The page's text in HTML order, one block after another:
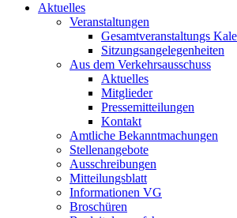
Aktuelles
Veranstaltungen
Gesamtveranstaltungs
Sitzungsangelegenheiten
Aus dem Verkehrsausschuss
Aktuelles
Mitglieder
Pressemitteilungen
Kontakt
Amtliche Bekanntmachungen
Stellenangebote
Ausschreibungen
Mitteilungsblatt
Informationen VG
Broschüren